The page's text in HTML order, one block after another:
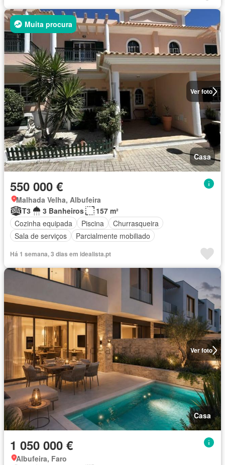
Ver foto
Muita procura
Casa
550 000 €
Malhada Velha, Albufeira
T3
3 Banheiros
157 m²
Cozinha equipada
Piscina
Churrasqueira
Sala de serviços
Parcialmente mobiliado
Há 1 semana, 3 dias em idealista.pt
Ver foto
Casa
1 050 000 €
Albufeira, Faro